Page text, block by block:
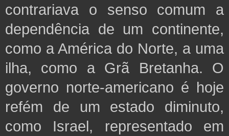
contrariava o senso comum a
dependência de um continente,
como a América do Norte, a uma
ilha, como a Grã Bretanha. O
governo norte-americano é hoje
refém de um estado diminuto,
como Israel, representado em